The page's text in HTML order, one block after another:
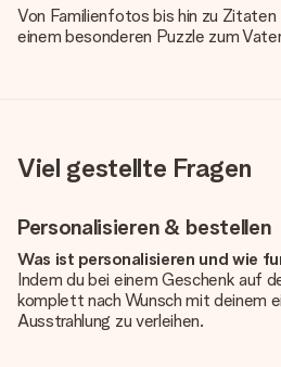
Von Familienfotos bis hin zu
einem besonderen Puzzle zum
Viel gestellte Fragen
Personalisieren & bestellen
Was ist personalisieren und wie
Indem du bei einem Geschenk auf
komplett nach Wunsch mit deinem
Ausstrahlung zu verleihen.